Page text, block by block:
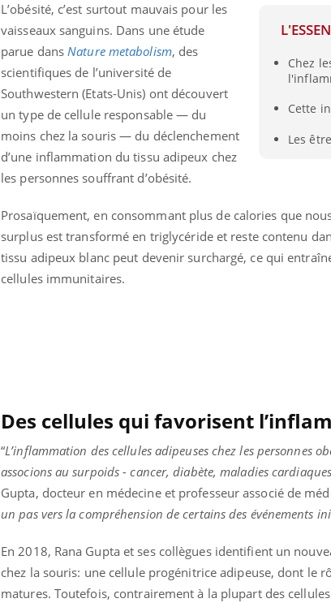
Chez
Cette
Les
L’obésité, c’est surtout mauvais pour les
vaisseaux sanguins. Dans une étude
parue dansNature metabolism, des
scientifiques de l’université de
Southwestern (Etats-Unis) ont découvert
un type de cellule responsable — du
moins chez la souris — du déclenchement
d’une inflammation du tissu adipeux chez
les personnes souffrant d’obésité.
Prosaïquement, en consommant plus de calories que
surplus est transformé en triglycéride et reste contenu
tissu adipeux blanc peut devenir surchargé, ce qui
cellules immunitaires.
Des cellules qui favorisent
“L’inflammation des cellules adipeuses chez les personnes
associons au surpoids - cancer, diabète, maladies
Gupta, docteur en médecine et professeur associé de
un pas vers la compréhension de certains des
En 2018, Rana Gupta et ses collègues identifient un
chez la souris: une cellule progénitrice adipeuse, dont le
matures. Toutefois, contrairement à la plupart des
Les troubles du sommeil
modifient votre cerveau !
Mon enfant est-il trop
sensible ou simplement
très empathique ?
Bébés, jeunes enfants :
quelle trousse à
pharmacie pour les
quels